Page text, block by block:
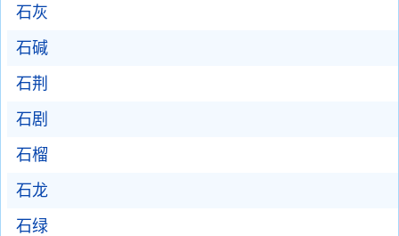
石灰
石碱
石荆
石剧
石榴
石龙
石绿